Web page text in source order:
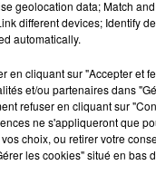
août 2026
antisémites à
6 août 2026
zoo de Mulhouse
geolocation data; Match
different devices; Identify
automatically.
en cliquant sur "Accepter et
et/ou partenaires dans
refuser en cliquant sur
ne s'appliqueront que
choix, ou retirer votre
les cookies" situé en bas